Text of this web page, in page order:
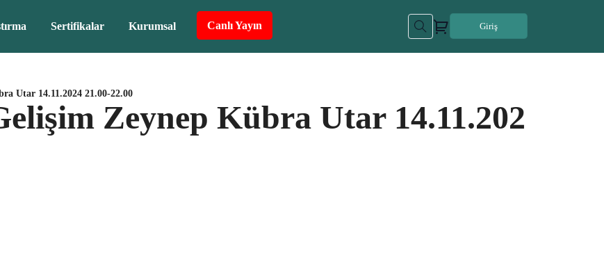
Sertifikalar Kurumsal Canlı Yayın Giriş
Utar 14.11.2024 21.00-22.00
Zeynep Kübra Utar 14.11.202